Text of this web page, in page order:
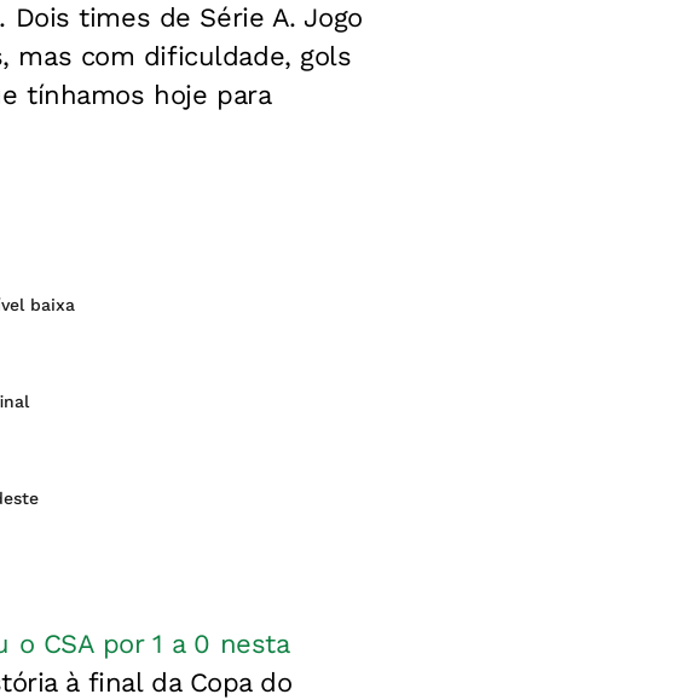
Dois times de Série A. Jogo
mas com dificuldade, gols
tínhamos hoje para
baixa
o CSA por 1 a 0 nesta
à final da Copa do